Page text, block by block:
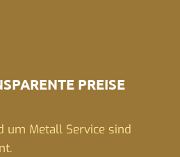
PREISE
um Metall Service sind